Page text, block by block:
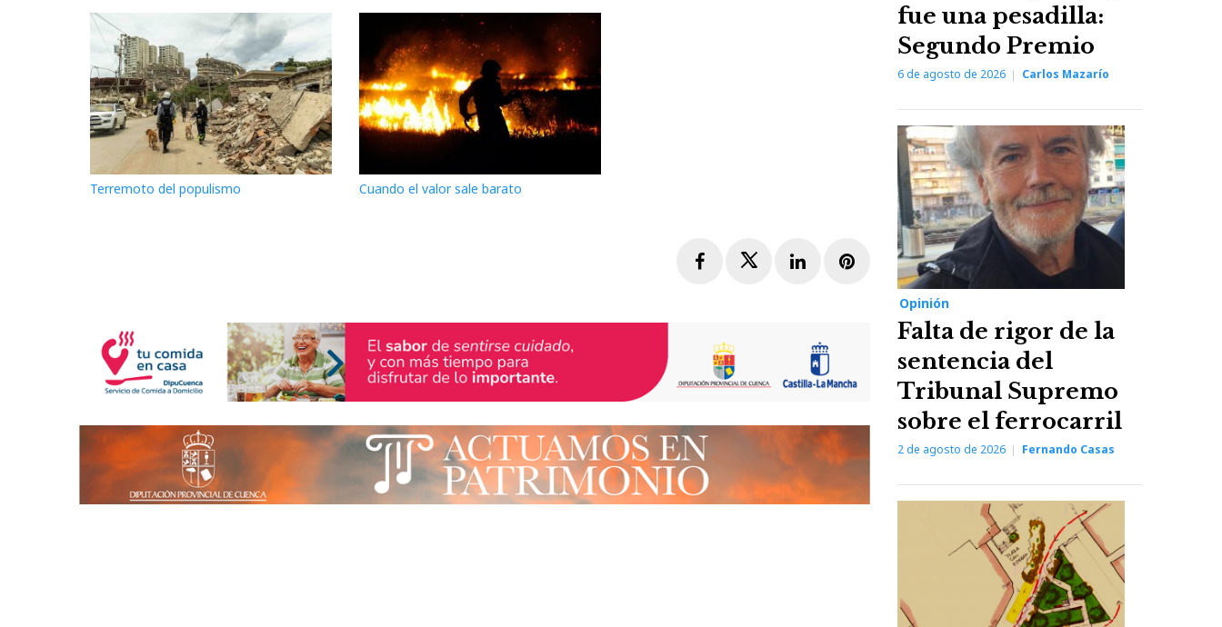
Terremoto del populismo Cuando el valor sale barato
FacebookTwitterLinkedInPinterest
fue una pesadilla:
Segundo Premio
6 de agosto de 2026 Carlos Mazarío
Opinión
Falta de rigor de la
sentencia del
Tribunal Supremo
sobre el ferrocarril
2 de agosto de 2026 Fernando Casas